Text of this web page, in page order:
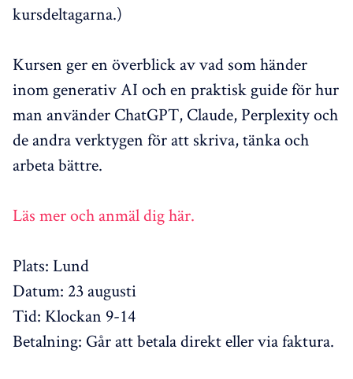
kursdeltagarna.)
Kursen ger en överblick av vad som händer
inom generativ AI och en praktisk guide för hur
man använder ChatGPT, Claude, Perplexity och
de andra verktygen för att skriva, tänka och
arbeta bättre.
Läs mer och anmäl dig här.
Plats: Lund
Datum: 23 augusti
Tid: Klockan 9-14
Betalning: Går att betala direkt eller via faktura.